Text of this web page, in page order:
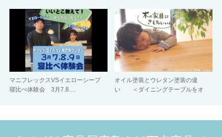
マニフレックスVSイエローシープ
寝比べ体験会 3月7.8.…
オイル塗装とウレタン塗装の違
い ＜ダイニングテーブルをオ